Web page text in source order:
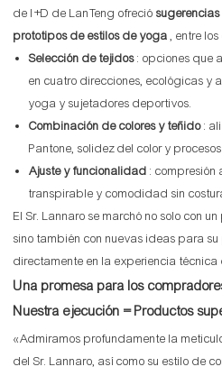
de I+D de LanTeng ofreció
prototipos de estilos de yoga, entre
Selección de tejidos: opciones que
en cuatro direcciones, ecológicas
yoga y sujetadores deportivos.
Combinación de colores y teñido:
Pantone, solidez del color y
Ajuste y funcionalidad : compresión
transpirable y comodidad sin
El Sr. Lannaro se marchó no solo con
sino también con nuevas ideas para
directamente en la experiencia técnica
Una promesa para los
Nuestra ejecución = Productos
«Admiramos profundamente la
del Sr. Lannaro, así como su estilo de